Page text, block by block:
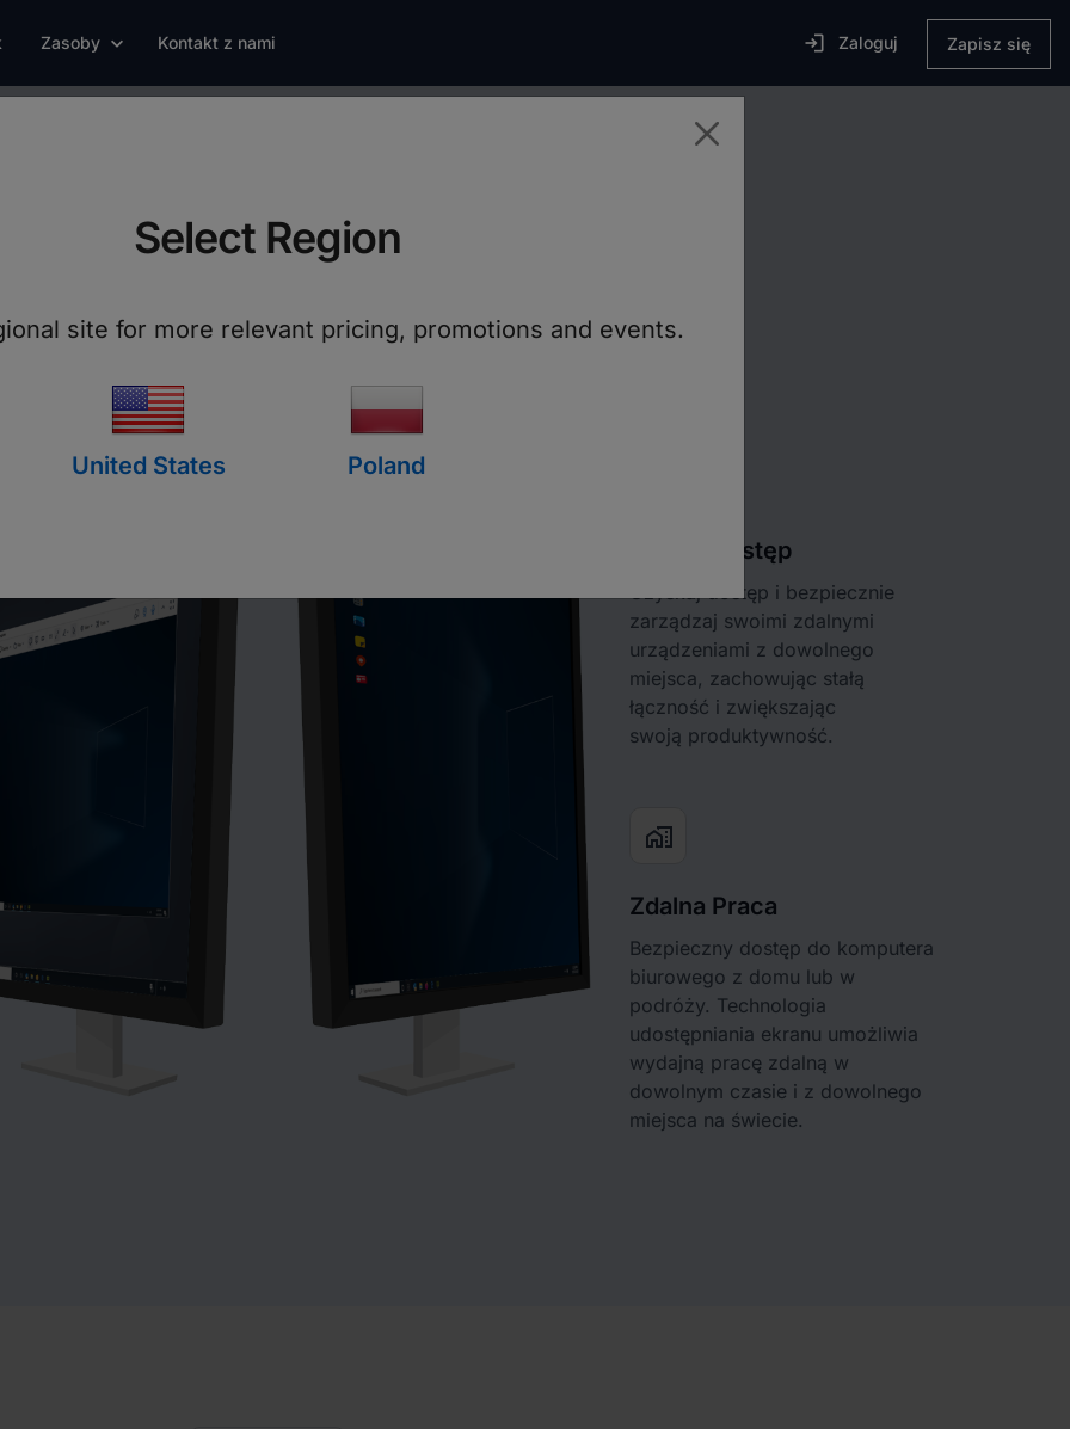
Zasoby Kontakt z nami  Zaloguj Zapisz się
swoją produktywność.
Zdalny dostęp
Uzyskaj dostęp i bezpiecznie
zarządzaj swoimi zdalnymi
urządzeniami z dowolnego
miejsca, zachowując stałą
łączność i zwiększając
swoją produktywność.
home_work
Zdalna Praca
Bezpieczny dostęp do komputera
biurowego z domu lub w
podróży. Technologia
udostępniania ekranu umożliwia
wydajną pracę zdalną w
dowolnym czasie i z dowolnego
miejsca na świecie.
Select Region
site for more relevant pricing, promotions and events.
United States Poland